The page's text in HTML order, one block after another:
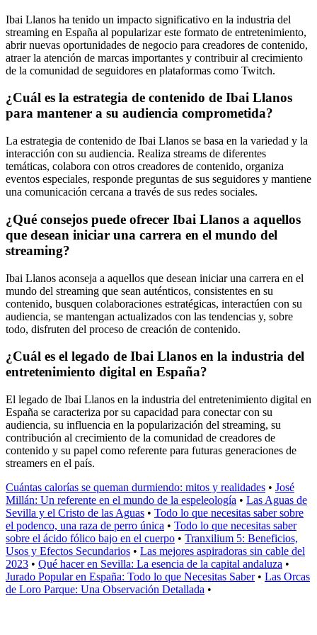
Ibai Llanos ha tenido un impacto significativo en la industria del
streaming en España al popularizar este formato de entretenimiento,
abrir nuevas oportunidades de negocio para creadores de contenido,
atraer la atención de marcas importantes y contribuir al crecimiento
de la comunidad de seguidores en plataformas como Twitch.
¿Cuál es la estrategia de contenido de Ibai Llanos
para mantener a su audiencia comprometida?
La estrategia de contenido de Ibai Llanos se basa en la variedad y la
interacción con su audiencia. Realiza streams de diferentes
temáticas, colabora con otros creadores de contenido, organiza
eventos especiales, responde preguntas de sus seguidores y mantiene
una comunicación cercana a través de sus redes sociales.
¿Qué consejos puede ofrecer Ibai Llanos a aquellos
que desean iniciar una carrera en el mundo del
streaming?
Ibai Llanos aconseja a aquellos que desean iniciar una carrera en el
mundo del streaming que sean auténticos, consistentes en su
contenido, busquen colaboraciones estratégicas, interactúen con su
audiencia, se mantengan actualizados con las tendencias y, sobre
todo, disfruten del proceso de creación de contenido.
¿Cuál es el legado de Ibai Llanos en la industria del
entretenimiento digital en España?
El legado de Ibai Llanos en la industria del entretenimiento digital en
España se caracteriza por su capacidad para conectar con su
audiencia, su influencia en la popularización del streaming, su
contribución al crecimiento de la comunidad de creadores de
contenido y su papel como referente para futuras generaciones de
streamers en el país.
Cuántas calorías se queman durmiendo: mitos y realidades • José
Millán: Un referente en el mundo de la espeleología • Las Aguas de
Sevilla y el Cristo de las Aguas • Todo lo que necesitas saber sobre
el podenco, una raza de perro única • Todo lo que necesitas saber
sobre el ácido fólico bajo en el cuerpo • Tranxilium 5: Beneficios,
Usos y Efectos Secundarios • Las mejores aspiradoras sin cable del
2023 • Qué hacer en Sevilla: La esencia de la capital andaluza •
Jurado Popular en España: Todo lo que Necesitas Saber• Las Orcas
de Loro Parque: Una Observación Detallada •